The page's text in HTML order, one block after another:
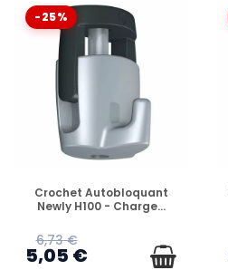
-25%
EN STOCK
Crochet Autobloquant
Newly H100 - Charge...
6,73 €
5,05 €